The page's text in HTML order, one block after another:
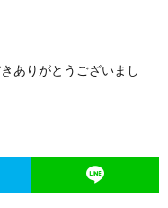
ありがとうございまし